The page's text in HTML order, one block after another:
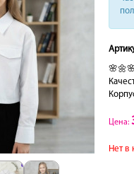
Цена:
Нет в